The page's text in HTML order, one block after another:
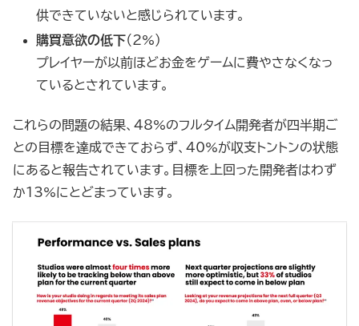
供できていないと感じられています。
購買意欲の低下（2%）
プレイヤーが以前ほどお金をゲームに費やさなくなっ
ているとされています。
これらの問題の結果、48%のフルタイム開発者が四半期ご
との目標を達成できておらず、40%が収支トントンの状態
にあると報告されています。目標を上回った開発者はわず
か13%にとどまっています。